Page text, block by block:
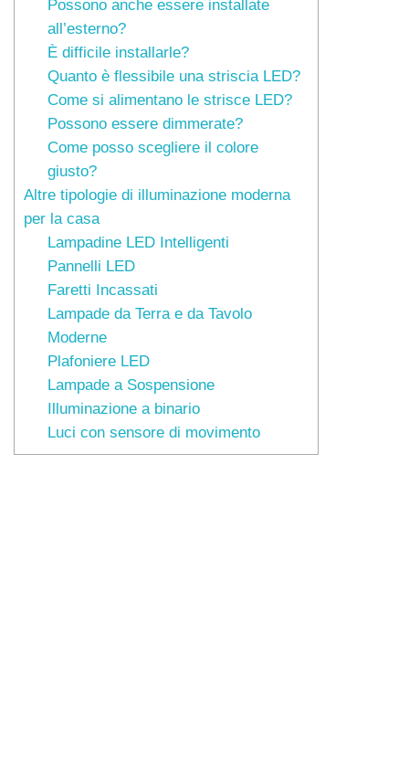
Possono anche essere installate
all’esterno?
È difficile installarle?
Quanto è flessibile una striscia LED?
Come si alimentano le strisce LED?
Possono essere dimmerate?
Come posso scegliere il colore
giusto?
Altre tipologie di illuminazione moderna
per la casa
Lampadine LED Intelligenti
Pannelli LED
Faretti Incassati
Lampade da Terra e da Tavolo
Moderne
Plafoniere LED
Lampade a Sospensione
Illuminazione a binario
Luci con sensore di movimento